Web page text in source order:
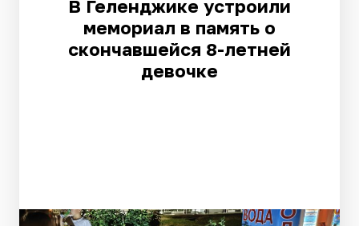
В Геленджике устроили
мемориал в память о
скончавшейся 8-летней
девочке